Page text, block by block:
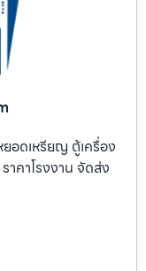
อดเหรียญ ตู้เครื่อง
คาโรงงาน จัดส่ง